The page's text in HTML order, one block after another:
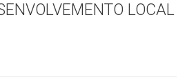
LOCAL